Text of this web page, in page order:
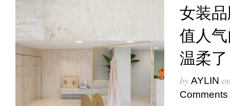
女装
值人
温柔
by AYLIN
Comments